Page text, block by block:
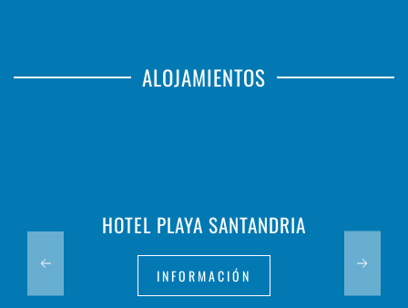
ALOJAMIENTOS
HOTEL PLAYA SANTANDRIA
INFORMACIÓN